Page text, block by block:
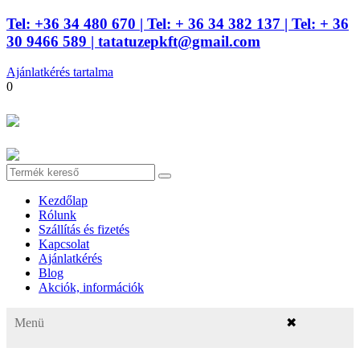
Tel: +36 34 480 670 | Tel: + 36 34 382 137 | Tel: + 36
30 9466 589 | tatatuzepkft@gmail.com
Ajánlatkérés tartalma
0
Kezdőlap
Rólunk
Szállítás és fizetés
Kapcsolat
Ajánlatkérés
Blog
Akciók, információk
Menü ✖